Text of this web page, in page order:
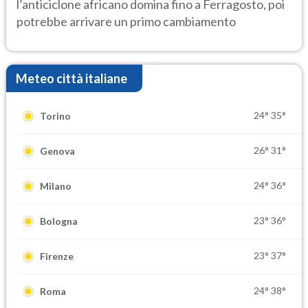
l’anticiclone africano domina fino a Ferragosto, poi
potrebbe arrivare un primo cambiamento
Meteo città italiane
Torino 24° 35°
Genova 26° 31°
Milano 24° 36°
Bologna 23° 36°
Firenze 23° 37°
Roma 24° 38°